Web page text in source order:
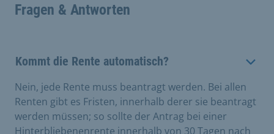
Fragen & Antworten
Kommt die Rente automatisch?
Nein, jede Rente muss beantragt werden. Bei allen
Renten gibt es Fristen, innerhalb derer sie beantragt
werden müssen; so sollte der Antrag bei einer
Hinterbliebenenrente innerhalb von 30 Tagen nach